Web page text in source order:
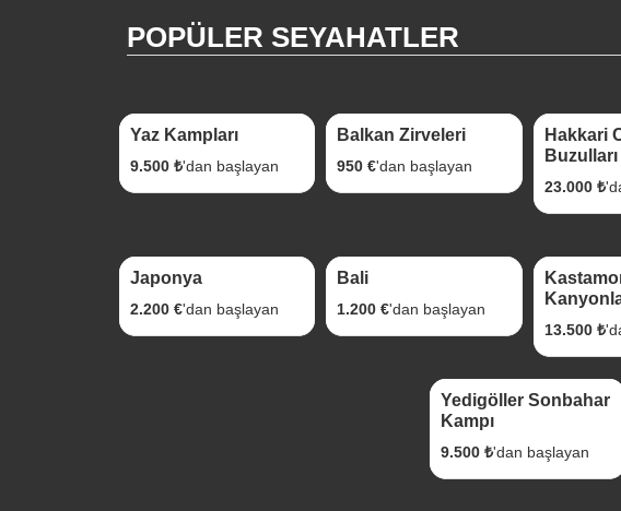
POPÜLER SEYAHATLER
Yaz Kampları
9.500 ₺'dan başlayan
Balkan Zirveleri
950 €'dan başlayan
Hakkari
Buzulları
23.000 ₺
Japonya
2.200 €'dan başlayan
Bali
1.200 €'dan başlayan
13.500 ₺
Yedigöller Sonbahar
Kampı
9.500 ₺'dan başlayan